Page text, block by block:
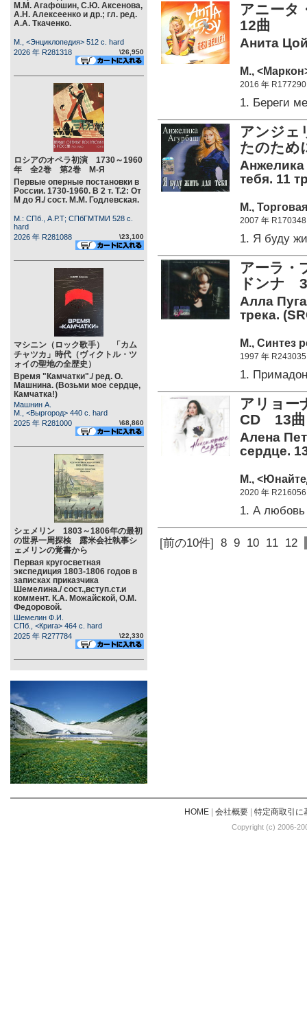
М.М. Агафошин, С.Ю. Аксенова,
А.Н. Алексеенко и др.; гл. ред.
А.А. Ткаченко.
М., <Энциклопедия> 512 c. hard
2026 年 R281318
\26,950
ロシアのオペラ初演 1730～1960
年 全2巻 第2巻 М-Я
Первые оперные постановки в
России. 1730-1960. В 2 т. Т.2: От
М до Я./ сост. М.М. Годлевская.
М.: СПб., А.Р.Т; СПбГМТМИ 528 c.
hard
2026 年 R281088
\23,100
マシニン（ロック歌手） 「カム
チャツカ」時代（ヴィクトル・ツ
ォイの聖地の全歴史）
Время "Камчатки"./ ред. О.
Машнина. (Возьми мое сердце,
Камчатка!)
Машнин А.
М., <Выргород> 440 c. hard
2025 年 R281000
\68,860
シェメリン 1803～1806年の最初
の世界一周探検 露米会社執事シ
ェメリンの覚書から
Первая кругосветная
экспедиция 1803-1806 годов в
записках приказчика
Шемелина./ сост.,вступ.ст.и
коммент. К.А. Можайской, О.М.
Федоровой.
Шемелин Ф.И.
СПб., <Крига> 464 c. hard
2025 年 R277784
\22,330
アニー
12曲
Анита
М.,
2016 年 R177290
1. Береги
アンジ
たのた
тебя. 11
М.,
2007 年 R170348
1. Я буду
アーラ
ドンナ
Алла
трека.
М., Синтез
1997 年 R243035
1.
アリョ
CD 13曲
Алена
сердце.
М.,
2020 年 R216056
1. А любовь
[前の10件] 8 9 10 11 12
HOME| 会社概要| 特定商取引に
Copyright (c) 2006-